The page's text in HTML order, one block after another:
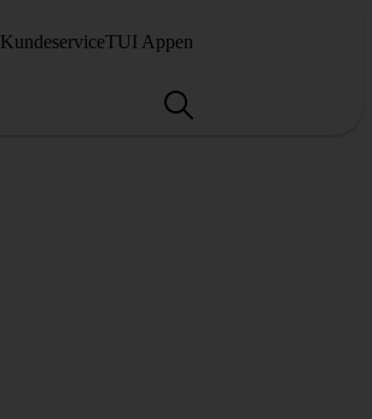
KundeserviceTUI Appen